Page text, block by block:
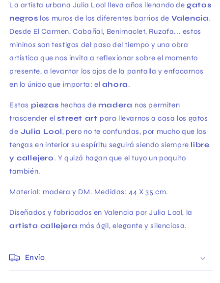
La artista urbana Julia Lool lleva años llenando degatos
negros los muros de los diferentes barrios de Valencia.
Desde El Carmen, Cabañal, Benimaclet, Ruzafa... estos
mininos son testigos del paso del tiempo y una obra
artística que nos invita a reflexionar sobre el momento
presente, a levantar los ojos de la pantalla y enfocarnos
en lo único que importa: el ahora.
Estas piezas hechas de madera nos permiten
trascender elstreet art para llevarnos a casa los gatos
de Julia Lool, pero no te confundas, por mucho que los
tengas en interior su espíritu seguirá siendo siempre libre
y callejero. Y quizá hagan que el tuyo un poquito
también.
Material: madera y DM. Medidas: 44 X 35 cm.
Diseñados y fabricados en Valencia por Julia Lool, la
artista callejera más ágil, elegante y silenciosa.
Envío